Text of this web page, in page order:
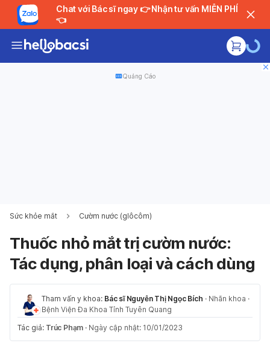
Chat với Bác sĩ ngay 👉 Nhận tư vấn MIỄN PHÍ
👈
Quảng Cáo
Sức khỏe mắt Cườm nước (glôcôm)
Thuốc nhỏ mắt trị cườm nước:
Tác dụng, phân loại và cách dùng
Tham vấn y khoa: Bác sĩ Nguyễn Thị Ngọc Bích · Nhãn khoa ·
Bệnh Viện Đa Khoa Tỉnh Tuyên Quang
Tác giả: Trúc Phạm · Ngày cập nhật: 10/01/2023